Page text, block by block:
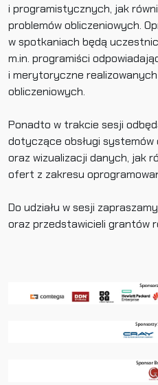
i programistycznych, jak
problemów obliczeniowych.
w spotkaniach będą
m.in. programiści
i merytoryczne
obliczeniowych.
Ponadto w trakcie sesji
dotyczące obsługi systemów
oraz wizualizacji danych, jak
ofert z zakresu
Do udziału w sesji
oraz przedstawicieli grantów